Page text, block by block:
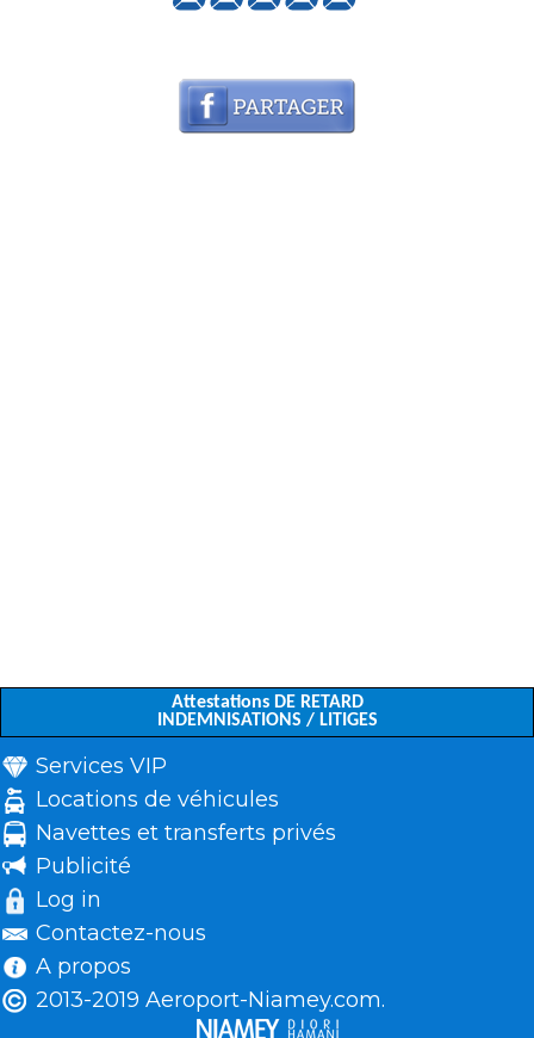
Attestations DE RETARD
INDEMNISATIONS / LITIGES
Services VIP
Locations de véhicules
Navettes et transferts privés
Publicité
Log in
Contactez-nous
A propos
2013-2019 Aeroport-Niamey.com.